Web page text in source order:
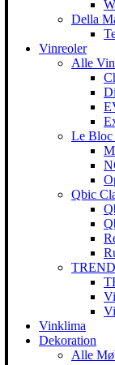
Della
Vinreoler
Alle
Le Bloc
Qbic
Vinklima
Dekoration
Alle